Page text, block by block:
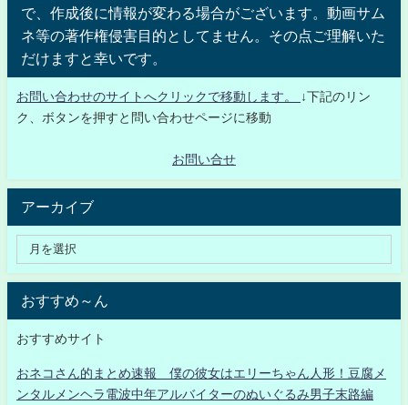
で、作成後に情報が変わる場合がございます。動画サム
ネ等の著作権侵害目的としてません。その点ご理解いた
だけますと幸いです。
お問い合わせのサイトへクリックで移動します。
↓下記のリン
ク、ボタンを押すと問い合わせページに移動
お問い合せ
アーカイブ
おすすめ～ん
おすすめサイト
おネコさん的まとめ速報 僕の彼女はエリーちゃん人形！豆腐メ
ンタルメンヘラ電波中年アルバイターのぬいぐるみ男子末路編